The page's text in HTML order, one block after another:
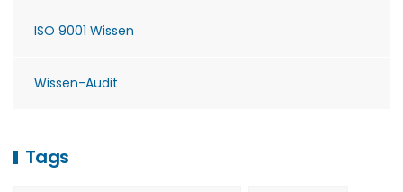
ISO 9001 Wissen
Wissen-Audit
Tags